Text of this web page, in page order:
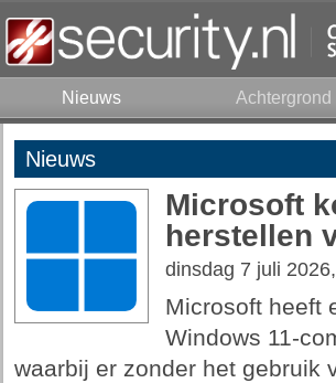
Nieuws Achtergrond
Nieuws
Microsoft
herstellen
dinsdag 7 juli
Microsoft heeft
Windows 11-
waarbij er zonder het gebruik